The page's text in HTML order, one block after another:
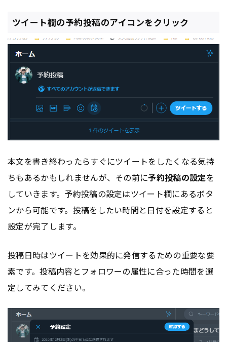
ツイート欄の予約投稿のアイコンをクリック
本文を書き終わったらすぐにツイートをしたくなる気持
ちもあるかもしれませんが、その前に予約投稿の設定を
していきます。予約投稿の設定はツイート欄にあるボタ
ンから可能です。投稿をしたい時間と日付を設定すると
設定が完了します。
投稿日時はツイートを効果的に発信するための重要な要
素です。投稿内容とフォロワーの属性に合った時間を選
定してみてください。